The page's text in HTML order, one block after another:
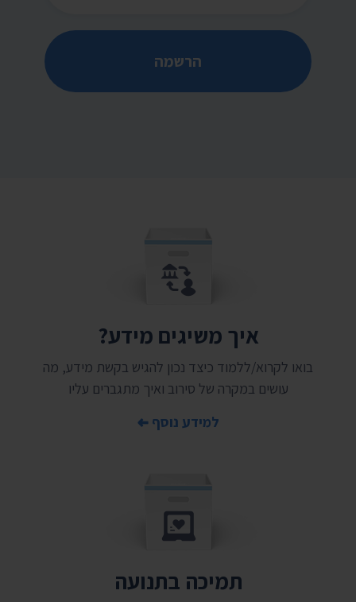
הרשמה
איך משיגים מידע?
בואו לקרוא/ללמוד כיצד נכון להגיש בקשת מידע, מה
עושים במקרה של סירוב ואיך מתגברים עליו
למידע נוסף
תמיכה בתנועה